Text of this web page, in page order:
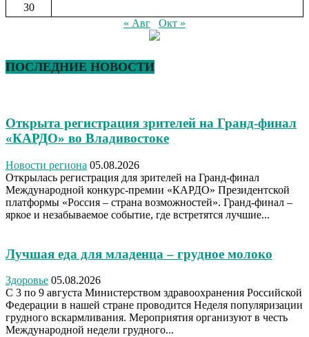
30
« Авг
Окт »
ПОСЛЕДНИЕ НОВОСТИ
Открыта регистрация зрителей на Гранд-финал
«КАРДО» во Владивостоке
Новости региона 05.08.2026
Открылась регистрация для зрителей на Гранд-финал
Международной конкурс-премии «КАРДО» Президентской
платформы «Россия – страна возможностей». Гранд-финал –
яркое и незабываемое событие, где встретятся лучшие...
Лучшая еда для младенца – грудное молоко
Здоровье 05.08.2026
С 3 по 9 августа Министерством здравоохранения Российской
Федерации в нашей стране проводится Неделя популяризации
грудного вскармливания. Мероприятия организуют в честь
Международной недели грудного...